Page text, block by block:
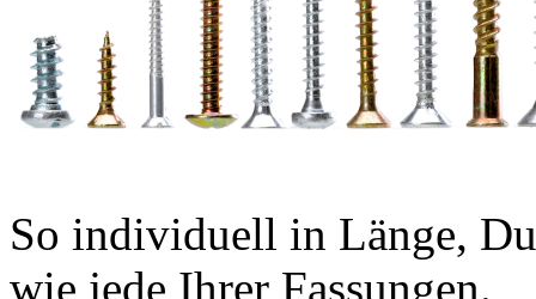
So individuell in Länge,
wie jede Ihrer Fassungen.